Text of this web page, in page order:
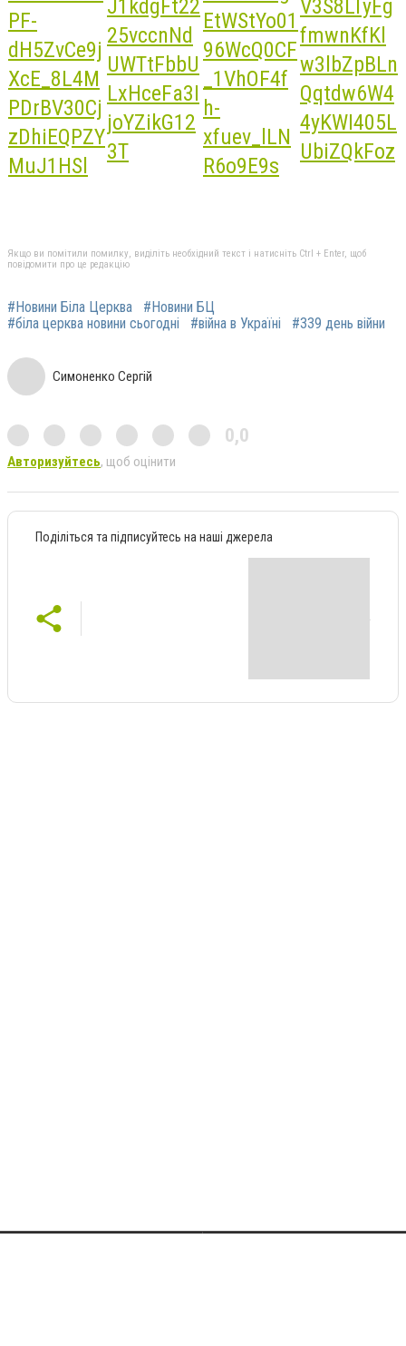
Якщо ви помітили помилку, виділіть необхідний текст і натисніть Ctrl + Enter, щоб
повідомити про це редакцію
#Новини Біла Церква
#Новини БЦ
#біла церква новини сьогодні
#війна в Україні #339 день війни
Симоненко Сергій
0,0
Авторизуйтесь, щоб оцінити
Поділіться та підписуйтесь на наші джерела